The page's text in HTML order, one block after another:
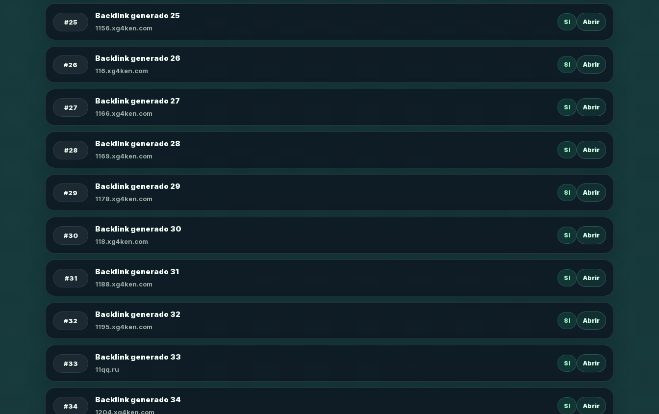
#25
Backlink generado 25
1156.xg4ken.com
SI Abrir
#26
Backlink generado 26
116.xg4ken.com
SI Abrir
#27
Backlink generado 27
1166.xg4ken.com
SI Abrir
#28
Backlink generado 28
1169.xg4ken.com
SI Abrir
#29
Backlink generado 29
1178.xg4ken.com
SI Abrir
#30
Backlink generado 30
118.xg4ken.com
SI Abrir
#31
Backlink generado 31
1188.xg4ken.com
SI Abrir
#32
Backlink generado 32
1195.xg4ken.com
SI Abrir
#33
Backlink generado 33
11qq.ru
SI Abrir
#34
Backlink generado 34
1204.xg4ken.com
SI Abrir